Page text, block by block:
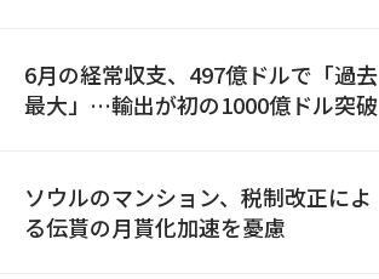
6月の経常収支、497億ドルで「過去
最大」…輸出が初の1000億ドル突破
ソウルのマンション、税制改正によ
る伝貰の月貰化加速を憂慮